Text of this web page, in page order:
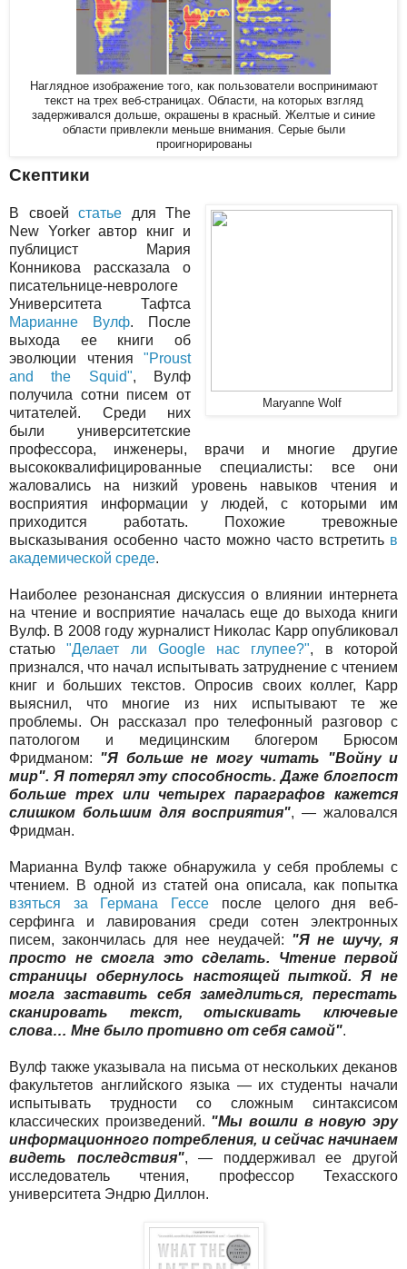
Наглядное изображение того, как пользователи воспринимают
текст на трех веб-страницах. Области, на которых взгляд
задерживался дольше, окрашены в красный. Желтые и синие
области привлекли меньше внимания. Серые были
проигнорированы
Скептики
Maryanne Wolf
В своейстатье для The
New Yorker автор книг и
публицист Мария
Конникова рассказала о
писательнице-неврологе
Университета Тафтса
Марианне Вулф. После
выхода ее книги об
эволюции чтения"Proust
and the Squid", Вулф
получила сотни писем от
читателей. Среди них
были университетские
профессора, инженеры, врачи и многие другие
высококвалифицированные специалисты: все они
жаловались на низкий уровень навыков чтения и
восприятия информации у людей, с которыми им
приходится работать. Похожие тревожные
высказывания особенно часто можно часто встретить в
академической среде.
Наиболее резонансная дискуссия о влиянии интернета
на чтение и восприятие началась еще до выхода книги
Вулф. В 2008 году журналист Николас Карр опубликовал
статью"Делает ли Google нас глупее?", в которой
признался, что начал испытывать затруднение с чтением
книг и больших текстов. Опросив своих коллег, Карр
выяснил, что многие из них испытывают те же
проблемы. Он рассказал про телефонный разговор с
патологом и медицинским блогером Брюсом
Фридманом: "Я больше не могу читать "Войну и
мир". Я потерял эту способность. Даже блогпост
больше трех или четырех параграфов кажется
слишком большим для восприятия", — жаловался
Фридман.
Марианна Вулф также обнаружила у себя проблемы с
чтением. В одной из статей она описала, как попытка
взяться за Германа Гессе после целого дня веб-
серфинга и лавирования среди сотен электронных
писем, закончилась для нее неудачей: "Я не шучу, я
просто не смогла это сделать. Чтение первой
страницы обернулось настоящей пыткой. Я не
могла заставить себя замедлиться, перестать
сканировать текст, отыскивать ключевые
слова… Мне было противно от себя самой".
Вулф также указывала на письма от нескольких деканов
факультетов английского языка — их студенты начали
испытывать трудности со сложным синтаксисом
классических произведений. "Мы вошли в новую эру
информационного потребления, и сейчас начинаем
видеть последствия", — поддерживал ее другой
исследователь чтения, профессор Техасского
университета Эндрю Диллон.